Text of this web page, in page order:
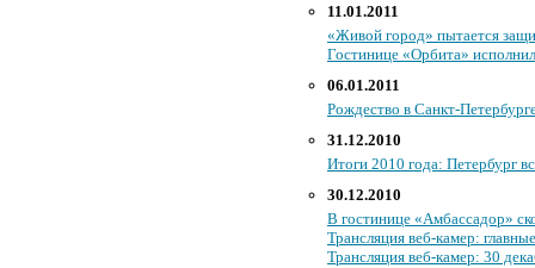
11.01.2011
«Живой город» пытается
Гостинице «Орбита»
06.01.2011
Рождество в Санкт-
31.12.2010
Итоги 2010 года: Петербург
30.12.2010
В гостинице «Амбассадор»
Трансляция веб-камер:
Трансляция веб-камер: 30